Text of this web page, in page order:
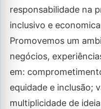
responsabilidade na
inclusivo e
Promovemos um
negócios,
em:
equidade e inclusão;
multiplicidade de